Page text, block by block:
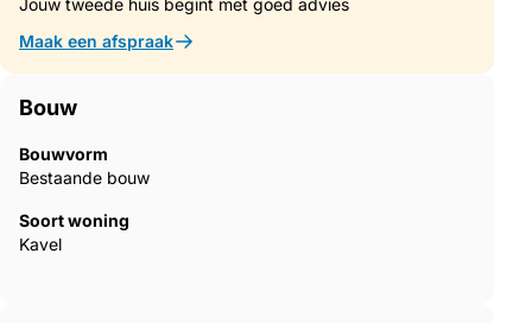
Jouw tweede huis begint met goed advies
Maak een afspraak
Bouw
Bouwvorm
Bestaande bouw
Soort woning
Kavel